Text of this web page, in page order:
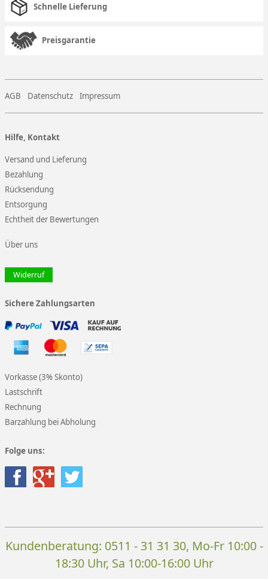
Schnelle Lieferung
Preisgarantie
AGB Datenschutz Impressum
Hilfe, Kontakt
Versand und Lieferung
Bezahlung
Rücksendung
Entsorgung
Echtheit der Bewertungen
Über uns
Widerruf
Sichere Zahlungsarten
Vorkasse (3% Skonto)
Lastschrift
Rechnung
Barzahlung bei Abholung
Folge uns:
Kundenberatung: 0511 - 31 31 30, Mo-Fr 10:00 -
18:30 Uhr, Sa 10:00-16:00 Uhr